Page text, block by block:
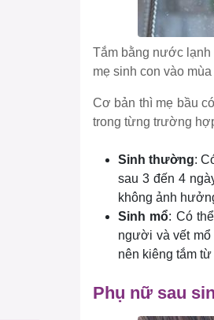
Tắm bằng nước lạnh
mẹ sinh con vào
Cơ bản thì mẹ bầu
trong từng trường
Sinh thường:
sau 3 đến 4
không ảnh
Sinh mổ: Có
người và vết mổ
nên kiêng tắm
Phụ nữ sau